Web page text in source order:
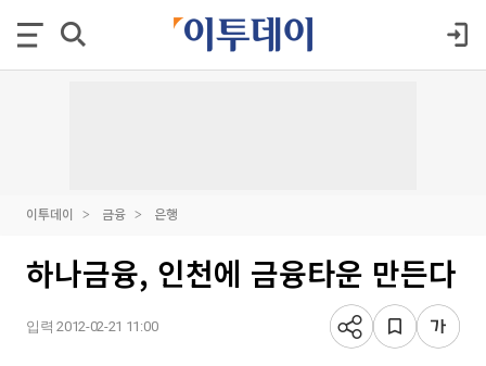
이투데이 금융 은행
하나금융, 인천에 금융타운 만든다
입력 2012-02-21 11:00